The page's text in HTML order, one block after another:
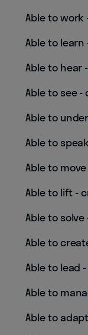
Able to work
Able to
Able to hear
Able to see
Able to
Able to
Able to
Able to lift -
Able to
Able to
Able to lead
Able to
Able to